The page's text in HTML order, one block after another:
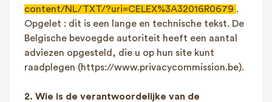
content/NL/TXT/?uri=CELEX%3A32016R0679 .
Opgelet : dit is een lange en technische tekst. De
Belgische bevoegde autoriteit heeft een aantal
adviezen opgesteld, die u op hun site kunt
raadplegen (https://www.privacycommission.be).
2. Wie is de verantwoordelijke van de